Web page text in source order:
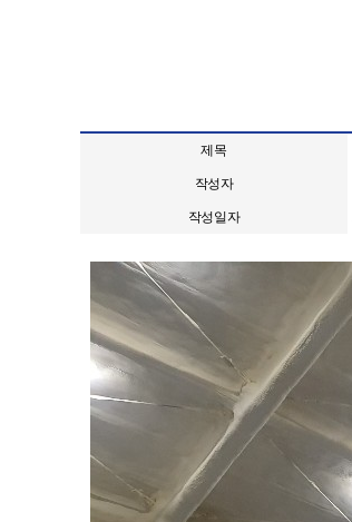
제목
작성자
작성일자